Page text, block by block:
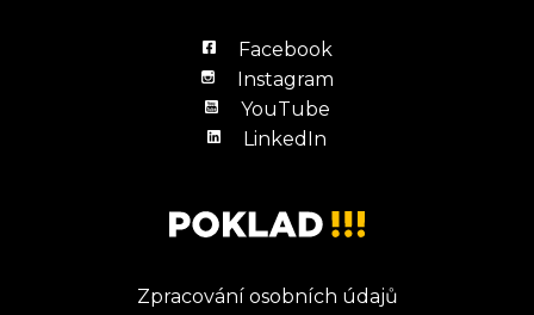
Facebook
Instagram
YouTube
LinkedIn
Zpracování osobních údajů